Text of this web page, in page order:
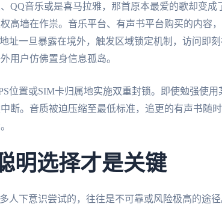
QQ音乐或是喜马拉雅，那首原本最爱的歌却变成
高墙在作祟。音乐平台、有声书平台购买的内容
址一旦暴露在境外，触发区域锁定机制，访问即
用户仿佛置身信息孤岛。
位置或SIM卡归属地实施双重封锁。即使勉强使
断。音质被迫压缩至最低标准，追更的有声书随
明选择才是关键
人下意识尝试的，往往是不可靠或风险极高的途